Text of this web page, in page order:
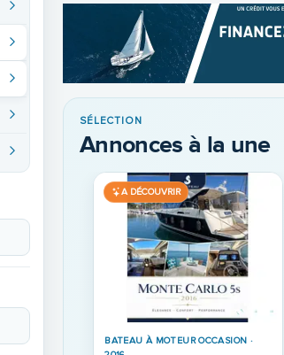
SÉLECTION
Annonces à la une
Place de port
BATEAU À MOTEUR REFITÉ · 2026
A
BATEAU À
1997